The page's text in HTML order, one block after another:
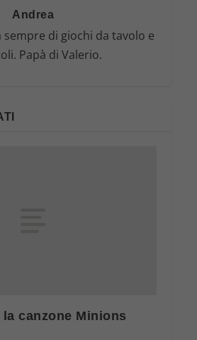
Andrea
di giochi da tavolo e
Papà di Valerio.
canzone Minions